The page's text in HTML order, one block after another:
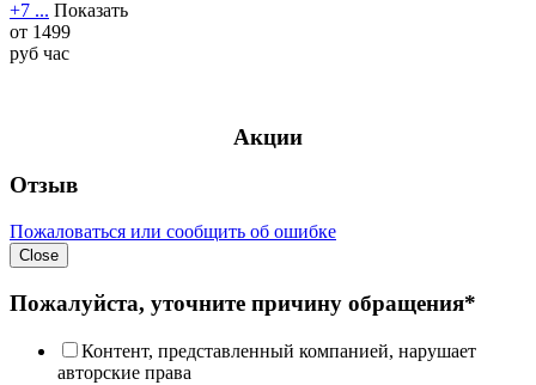
+7 ... Показать
от 1499
руб час
Акции
Отзыв
Пожаловаться или сообщить об ошибке
Close
Пожалуйста, уточните причину обращения*
Контент, представленный компанией, нарушает
авторские права